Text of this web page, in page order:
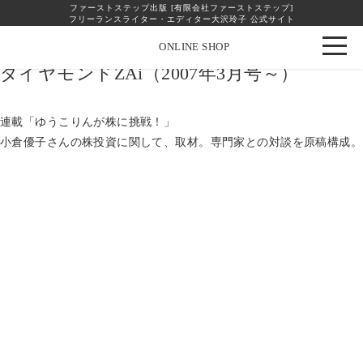
ファーストステップ出版 [有限会社ファーストステップ]
フリーランスライター・エディター大沢玲子 公式サイト
ONLINE SHOP
facebook
ダイヤモンドZAi（2007年3月号～）
連載「ゆうこりんが株に挑戦！」
小倉優子さんの株投資に関して、取材。専門家との対談を原稿構成。